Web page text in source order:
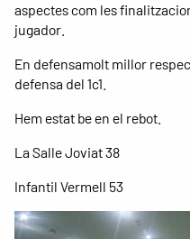
aspectes com les
jugador.
En defensamolt millor
defensa del 1c1.
Hem estat be en el rebot.
La Salle Joviat 38
Infantil Vermell 53